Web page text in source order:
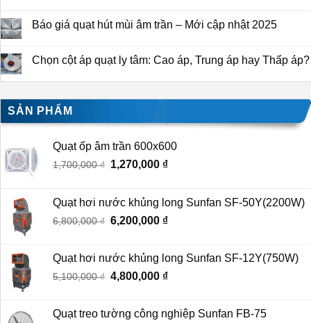
Báo giá quạt hút mùi âm trần – Mới cập nhật 2025
Chọn cột áp quạt ly tâm: Cao áp, Trung áp hay Thấp áp?
SẢN PHẨM
Quạt ốp âm trần 600x600
1,700,000₫ Giá
1,700,000 ₫.
1,270,000 ₫
là:
Quạt hơi nước khủng long Sunfan SF-50Y(2200W)
6,800,000₫ Giá
6,800,000 ₫.
6,200,000 ₫
là:
Quạt hơi nước khủng long Sunfan SF-12Y(750W)
5,100,000₫ Giá
5,100,000 ₫.
4,800,000 ₫
là:
Quạt treo tường công nghiệp Sunfan FB-75